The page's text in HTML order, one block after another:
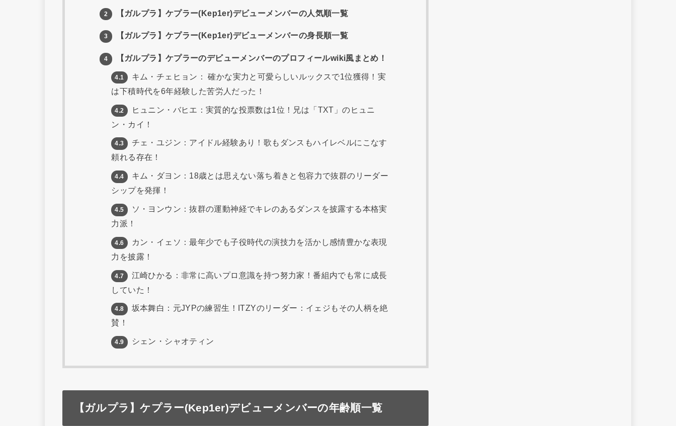
2 【ガルプラ】ケプラー(Kep1er)デビューメンバーの人気順一覧
3 【ガルプラ】ケプラー(Kep1er)デビューメンバーの身長順一覧
4 【ガルプラ】ケプラーのデビューメンバーのプロフィールwiki風まとめ！
4.1
キム・チェヒョン： 確かな実力と可愛らしいルックスで1位獲得！実
は下積時代を6年経験した苦労人だった！
4.2
ヒュニン・バヒエ：実質的な投票数は1位！兄は「TXT」のヒュニ
ン・カイ！
4.3
チェ・ユジン：アイドル経験あり！歌もダンスもハイレベルにこなす
頼れる存在！
4.4
キム・ダヨン：18歳とは思えない落ち着きと包容力で抜群のリーダー
シップを発揮！
4.5
ソ・ヨンウン：抜群の運動神経でキレのあるダンスを披露する本格実
力派！
4.6
カン・イェソ：最年少でも子役時代の演技力を活かし感情豊かな表現
力を披露！
4.7
江崎ひかる：非常に高いプロ意識を持つ努力家！番組内でも常に成長
していた！
4.8
坂本舞白：元JYPの練習生！ITZYのリーダー：イェジもその人柄を絶
賛！
4.9 シェン・シャオティン
【ガルプラ】ケプラー(Kep1er)デビューメンバーの年齢順一覧